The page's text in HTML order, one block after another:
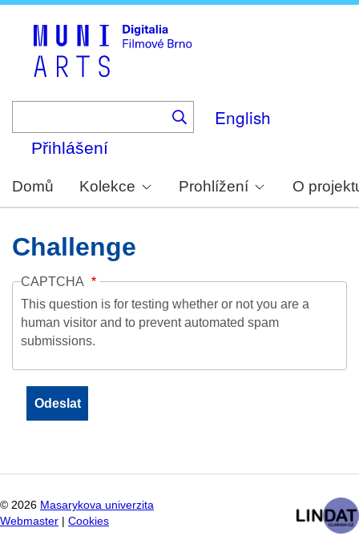
English
Přihlášení
Domů Kolekce Prohlížení O
Challenge
CAPTCHA
This question is for testing whether or not you are a
human visitor and to prevent automated spam
submissions.
© 2026 Masarykova univerzita
Webmaster
Cookies